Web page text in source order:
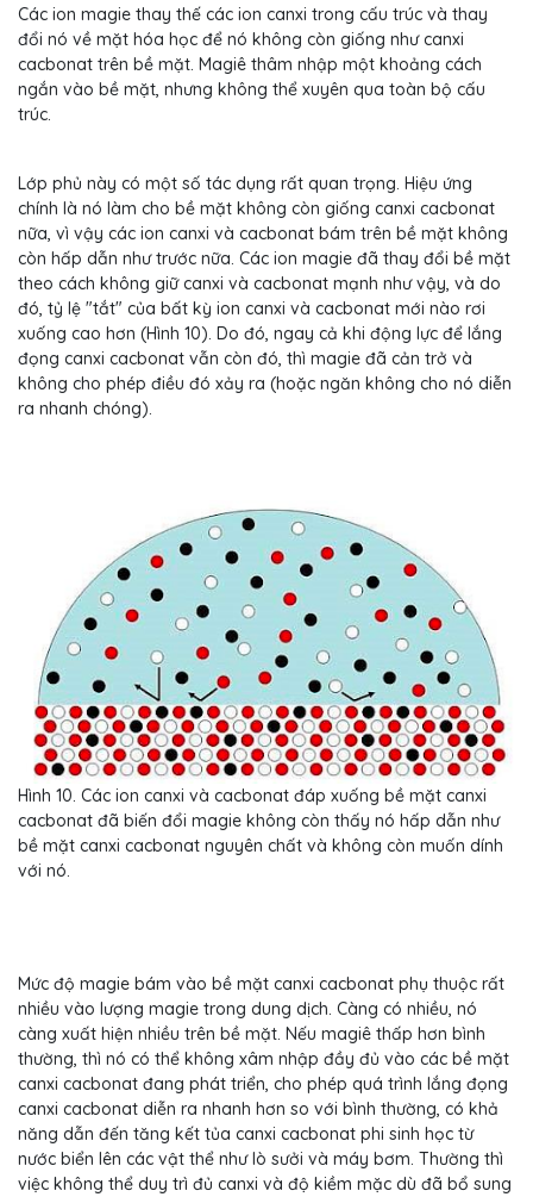
Các ion magie thay thế các ion canxi trong cấu trúc và thay
đổi nó về mặt hóa học để nó không còn giống như canxi
cacbonat trên bề mặt. Magiê thâm nhập một khoảng cách
ngắn vào bề mặt, nhưng không thể xuyên qua toàn bộ cấu
trúc.
Lớp phủ này có một số tác dụng rất quan trọng. Hiệu ứng
chính là nó làm cho bề mặt không còn giống canxi cacbonat
nữa, vì vậy các ion canxi và cacbonat bám trên bề mặt không
còn hấp dẫn như trước nữa. Các ion magie đã thay đổi bề mặt
theo cách không giữ canxi và cacbonat mạnh như vậy, và do
đó, tỷ lệ "tắt" của bất kỳ ion canxi và cacbonat mới nào rơi
xuống cao hơn (Hình 10). Do đó, ngay cả khi động lực để lắng
đọng canxi cacbonat vẫn còn đó, thì magie đã cản trở và
không cho phép điều đó xảy ra (hoặc ngăn không cho nó diễn
ra nhanh chóng).
Hình 10. Các ion canxi và cacbonat đáp xuống bề mặt canxi
cacbonat đã biến đổi magie không còn thấy nó hấp dẫn như
bề mặt canxi cacbonat nguyên chất và không còn muốn dính
với nó.
Mức độ magie bám vào bề mặt canxi cacbonat phụ thuộc rất
nhiều vào lượng magie trong dung dịch. Càng có nhiều, nó
càng xuất hiện nhiều trên bề mặt. Nếu magiê thấp hơn bình
thường, thì nó có thể không xâm nhập đầy đủ vào các bề mặt
canxi cacbonat đang phát triển, cho phép quá trình lắng đọng
canxi cacbonat diễn ra nhanh hơn so với bình thường, có khả
năng dẫn đến tăng kết tủa canxi cacbonat phi sinh học từ
nước biển lên các vật thể như lò sưởi và máy bơm. Thường thì
việc không thể duy trì đủ canxi và độ kiềm mặc dù đã bổ sung